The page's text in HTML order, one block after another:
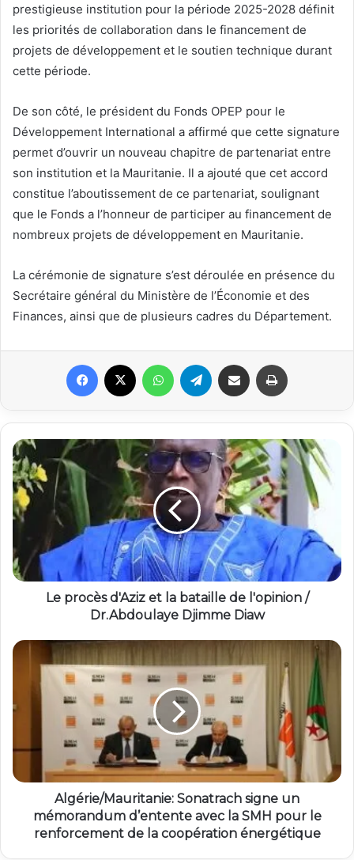
prestigieuse institution pour la période 2025-2028 définit
les priorités de collaboration dans le financement de
projets de développement et le soutien technique durant
cette période.
De son côté, le président du Fonds OPEP pour le
Développement International a affirmé que cette signature
permet d’ouvrir un nouveau chapitre de partenariat entre
son institution et la Mauritanie. Il a ajouté que cet accord
constitue l’aboutissement de ce partenariat, soulignant
que le Fonds a l’honneur de participer au financement de
nombreux projets de développement en Mauritanie.
La cérémonie de signature s’est déroulée en présence du
Secrétaire général du Ministère de l’Économie et des
Finances, ainsi que de plusieurs cadres du Département.
Facebook WhatsAppTelegram Partager par email
Le procès d'Aziz et la bataille de l'opinion /
Dr.Abdoulaye Djimme Diaw
Algérie/Mauritanie: Sonatrach signe un
mémorandum d’entente avec la SMH pour le
renforcement de la coopération énergétique